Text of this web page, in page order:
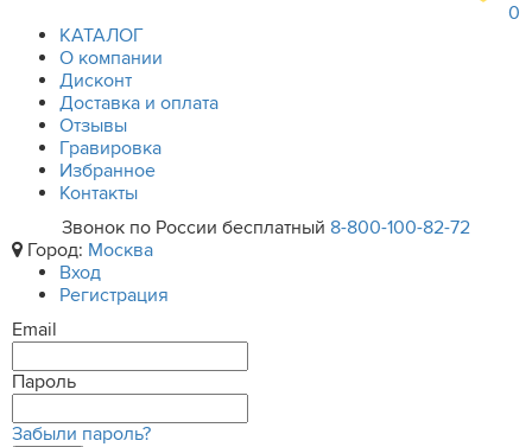
0
КАТАЛОГ
О компании
Дисконт
Доставка и оплата
Отзывы
Гравировка
Избранное
Контакты
Звонок по России бесплатный 8-800-100-82-72
Город: Москва
Вход
Регистрация
Email
Пароль
Забыли пароль?